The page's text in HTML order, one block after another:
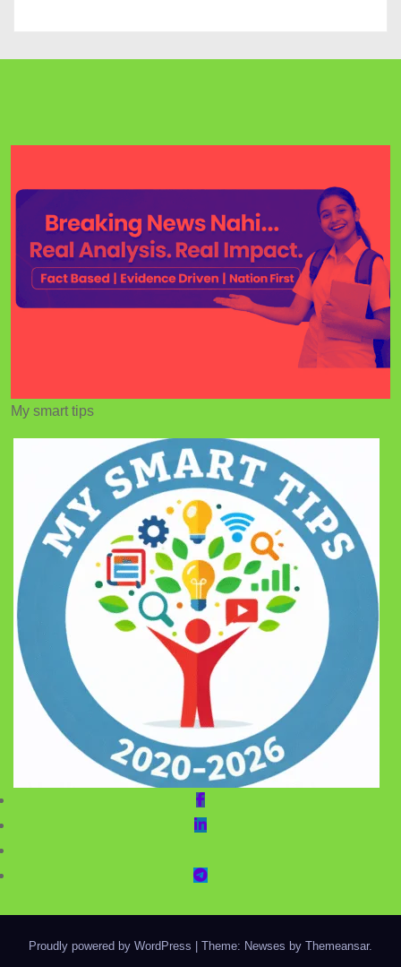
My smart tips
Proudly powered by WordPress Theme: Newses by Themeansar.